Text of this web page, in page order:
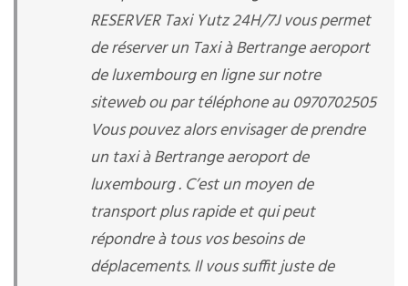
RESERVER Taxi Yutz 24H/7J vous permet
de réserver un Taxi à Bertrange aeroport
de luxembourg en ligne sur notre
siteweb ou par téléphone au 0970702505
Vous pouvez alors envisager de prendre
un taxi à Bertrange aeroport de
luxembourg . C’est un moyen de
transport plus rapide et qui peut
répondre à tous vos besoins de
déplacements. Il vous suffit juste de